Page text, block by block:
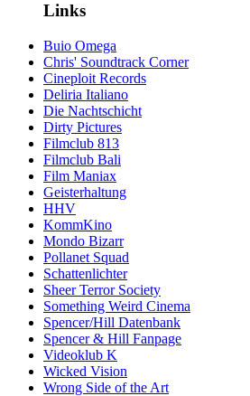
Links
Buio Omega
Chris' Soundtrack Corner
Cineploit Records
Deliria Italiano
Die Nachtschicht
Dirty Pictures
Filmclub 813
Filmclub Bali
Film Maniax
Geisterhaltung
HHV
KommKino
Mondo Bizarr
Pollanet Squad
Schattenlichter
Sheer Terror Society
Something Weird Cinema
Spencer/Hill Datenbank
Spencer & Hill Fanpage
Videoklub K
Wicked Vision
Wrong Side of the Art